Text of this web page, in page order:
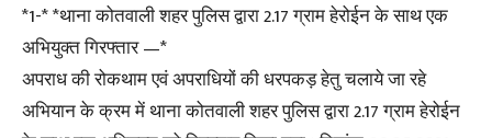
*1-* *थाना कोतवाली शहर पुलिस द्वारा 2.17 ग्राम हेरोईन के साथ एक
अभियुक्त गिरफ्तार —*
अपराध की रोकथाम एवं अपराधियों की धरपकड़ हेतु चलाये जा रहे
अभियान के क्रम में थाना कोतवाली शहर पुलिस द्वारा 2.17 ग्राम हेरोईन